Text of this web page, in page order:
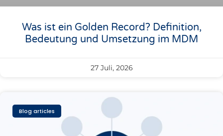
Was ist ein Golden Record? Definition,
Bedeutung und Umsetzung im MDM
27 Juli, 2026
Blog articles